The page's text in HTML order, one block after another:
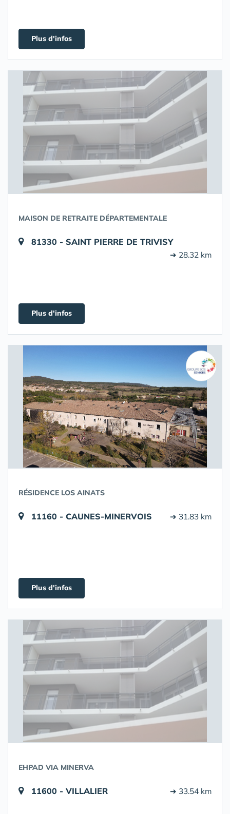
Plus d'infos
MAISON DE RETRAITE DÉPARTEMENTALE
81330 - SAINT PIERRE DE TRIVISY
➔ 28.32 km
Plus d'infos
RÉSIDENCE LOS AINATS
11160 - CAUNES-MINERVOIS ➔ 31.83 km
Plus d'infos
EHPAD VIA MINERVA
11600 - VILLALIER ➔ 33.54 km